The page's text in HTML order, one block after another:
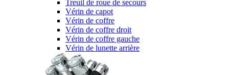
Treuil de roue de secours
Vérin de capot
Vérin de coffre
Vérin de coffre droit
Vérin de coffre gauche
Vérin de lunette arrière